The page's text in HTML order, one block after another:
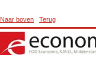
Naar boven Terug